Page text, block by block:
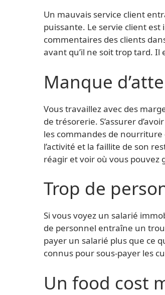
Un mauvais service client
puissante. Le servie client
commentaires des clients
avant qu’il ne soit trop tard.
Manque
Vous travaillez avec des
de trésorerie. S’assurer
les commandes de
l’activité et la faillite de son
réagir et voir où vous pouvez
Trop de
Si vous voyez un salarié
de personnel entraîne un
payer un salarié plus que ce
connus pour sous-payer les
Un food cost